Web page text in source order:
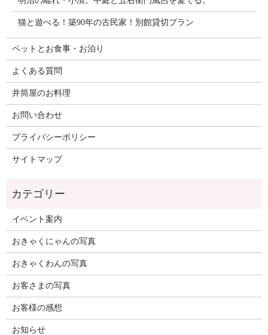
猫と遊べる！築90年の古民家！別館貸切プラン
ペットとお食事・お泊り
よくある質問
井筒屋のお料理
お問い合わせ
プライバシーポリシー
サイトマップ
イベント案内
おきゃくにゃんの写真
おきゃくわんの写真
お客さまの写真
お客様の感想
お知らせ